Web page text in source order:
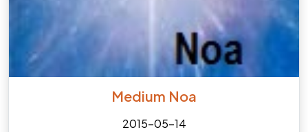
Medium Noa
2015-05-14